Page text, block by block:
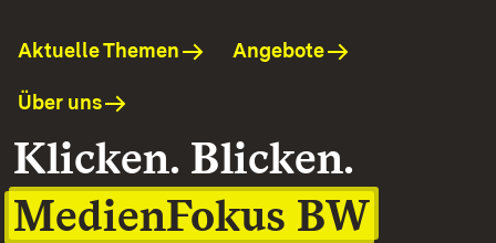
Aktuelle Themen Angebote
Über uns
Klicken. Blicken.
MedienFokus BW